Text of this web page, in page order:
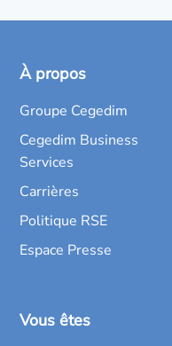
À propos
Groupe Cegedim
Cegedim Business
Services
Carrières
Politique RSE
Espace Presse
Vous êtes